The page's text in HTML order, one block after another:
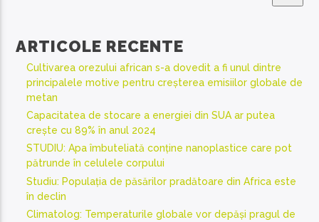
ARTICOLE RECENTE
Cultivarea orezului african s-a dovedit a fi unul dintre
principalele motive pentru creșterea emisiilor globale de
metan
Capacitatea de stocare a energiei din SUA ar putea
crește cu 89% în anul 2024
STUDIU: Apa îmbuteliată conține nanoplastice care pot
pătrunde în celulele corpului
Studiu: Populația de păsărilor pradătoare din Africa este
în declin
Climatolog: Temperaturile globale vor depăși pragul de